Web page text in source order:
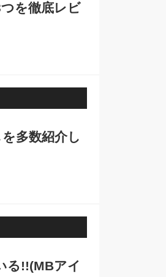
を徹底レビ
多数紹介し
る!!(MBアイ